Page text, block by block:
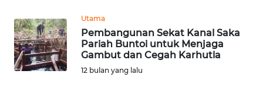
Utama
Pembangunan Sekat Kanal Saka
Pariah Buntoi untuk Menjaga
Gambut dan Cegah Karhutla
12 bulan yang lalu
WN
PAKPAK
WN
KARAWANG